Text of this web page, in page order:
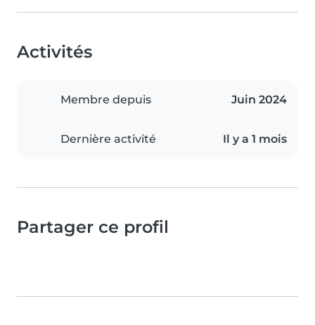
Activités
Membre depuis Juin 2024
Dernière activité Il y a 1 mois
Partager ce profil